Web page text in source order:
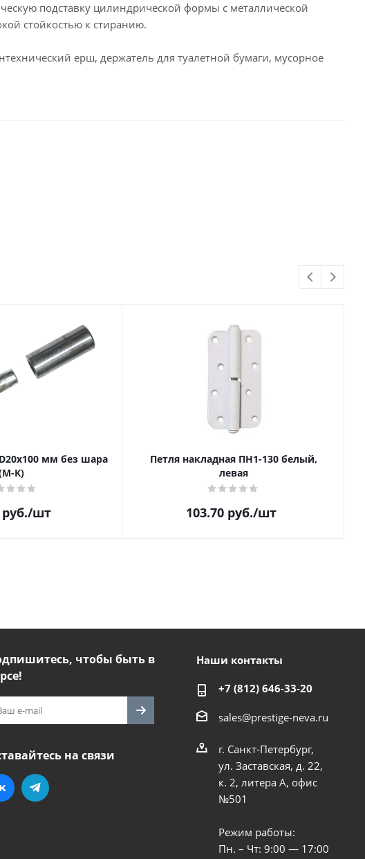
подставку цилиндрической формы с металлической
стойкостью к стиранию.
ерш, держатель для туалетной бумаги, мусорное
мм без шара
К)
/шт
Петля накладная ПН1-130 белый,
левая
103.70руб./шт
чтобы быть в
на связи
Наши контакты
+7 (812) 646-33-20
sales@prestige-neva.ru
г. Санкт-Петербург,
ул. Заставская, д. 22,
к. 2, литера А, офис
№501
Режим работы:
Пн. – Чт: 9:00 — 17:00